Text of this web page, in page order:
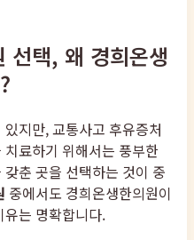
선택, 왜 경희온생
지만, 교통사고 후유증처
료하기 위해서는 풍부한
춘 곳을 선택하는 것이 중
중에서도 경희온생한의원이
는 명확합니다.